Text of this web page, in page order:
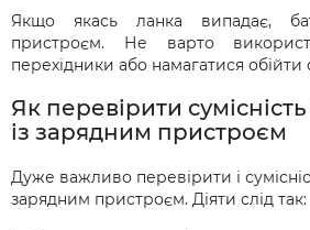
Якщо якась ланка випадає,
пристроєм. Не варто
перехідники або намагатися обійти
Як перевірити
із зарядним пристроєм
Дуже важливо перевірити і
зарядним пристроєм. Діяти слід так: